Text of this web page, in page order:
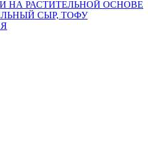
НА РАСТИТЕЛЬНОЙ ОСНОВЕ
СЫР, ТОФУ